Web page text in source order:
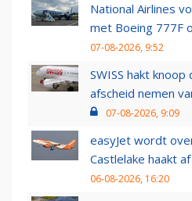
National Airlines
met Boeing 777F
07-08-2026, 9:52
SWISS hakt
afscheid nemen
07-08-2026, 9:09
easyJet wordt
Castlelake haakt af
06-08-2026, 16:20